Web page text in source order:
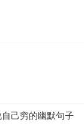
己穷的幽默句子